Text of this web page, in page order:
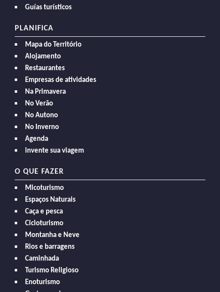
Guías turísticos
PLANIFICA
Mapa do Território
Alojamento
Restaurantes
Empresas de atividades
Na Primavera
No Verão
No Autono
No Inverno
Agenda
invente sua viagem
O QUE FAZER
Micoturismo
Espaços Naturais
Caça e pesca
Cicloturismo
Montanha e Neve
Rios e barragens
Caminhada
Turismo Religioso
Enoturismo